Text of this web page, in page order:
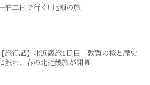
泊二日で行く! 尾瀬の旅
【旅行記】北近畿旅1日目｜敦賀の桜と歴史
触れ、春の北近畿旅が開幕